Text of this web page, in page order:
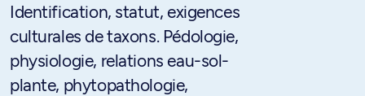
Identification, statut, exigences
culturales de taxons. Pédologie,
physiologie, relations eau-sol-
plante, phytopathologie,